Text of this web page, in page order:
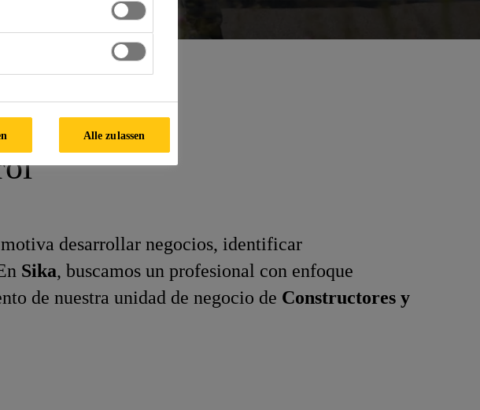
desarrollar negocios, identificar
Sika, buscamos un profesional con enfoque
de nuestra unidad de negocio de Constructores y
Alle zulassen